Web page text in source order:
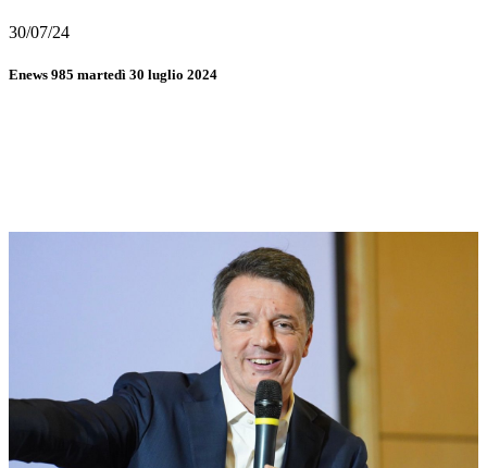
30/07/24
Enews 985 martedì 30 luglio 2024